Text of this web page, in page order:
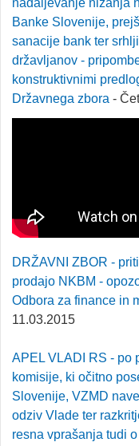
nadaljevanje nizanja
Banke Slovenije,
sanacije bank ter
državljanov -
konstruktivnimi
Državnega zbora -
DRŽAVNI ZBOR -
prodajo NKBM -
Odbora za finance in
11.03.2015
APEL VLADI RS - po
komisije, ki očitno
Slovenije, VZMD
odziv Vlade ter
resna vprašanja tudi